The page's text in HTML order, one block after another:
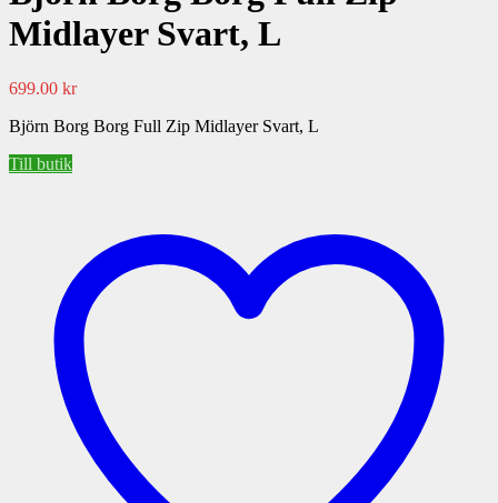
Midlayer Svart, L
699.00 kr
Björn Borg Borg Full Zip Midlayer Svart, L
Till butik